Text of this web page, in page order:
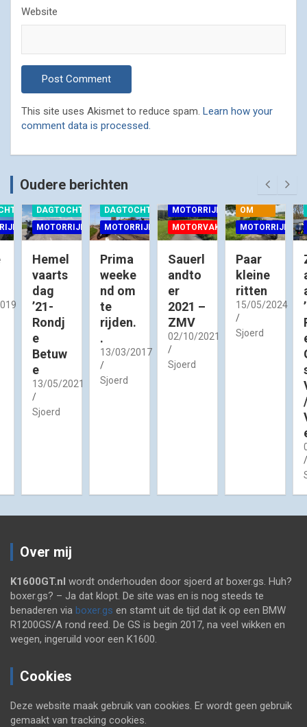
Website
This site uses Akismet to reduce spam. Learn how your
comment data is processed.
Oudere berichten
DAGTOCHTEN
MOTORRIJDEN
Hemel
vaarts
dag
’21-
Rondj
e
Betuw
e
13/05/2021
Sjoerd
DAGTOCHTEN
MOTORRIJDEN
Prima
weeke
nd om
te
rijden.
.
13/03/2017
Sjoerd
MOTORRIJDEN
MOTORVAKANTIES
Sauerl
andto
er
2021 –
ZMV
02/10/2021
Sjoerd
OM
MOTORRIJDEN
Paar
kleine
ritten
15/05/2024
Sjoerd
Over mij
K1600GT.nl wordt onderhouden door sjoerd at boxer.gs. Huh?
boxer.gs? – Ja dat klopt. De site was en is nog steeds te
benaderen via boxer.gs en stamt uit de tijd dat ik op een BMW
R1200GS/A rond reed. De GS is begin 2017, na veel wikken en
wegen, ingeruild voor een K1600.
Cookies
Deze website maak gebruik van cookies. Er wordt geen gebruik
gemaakt van tracking cookies.